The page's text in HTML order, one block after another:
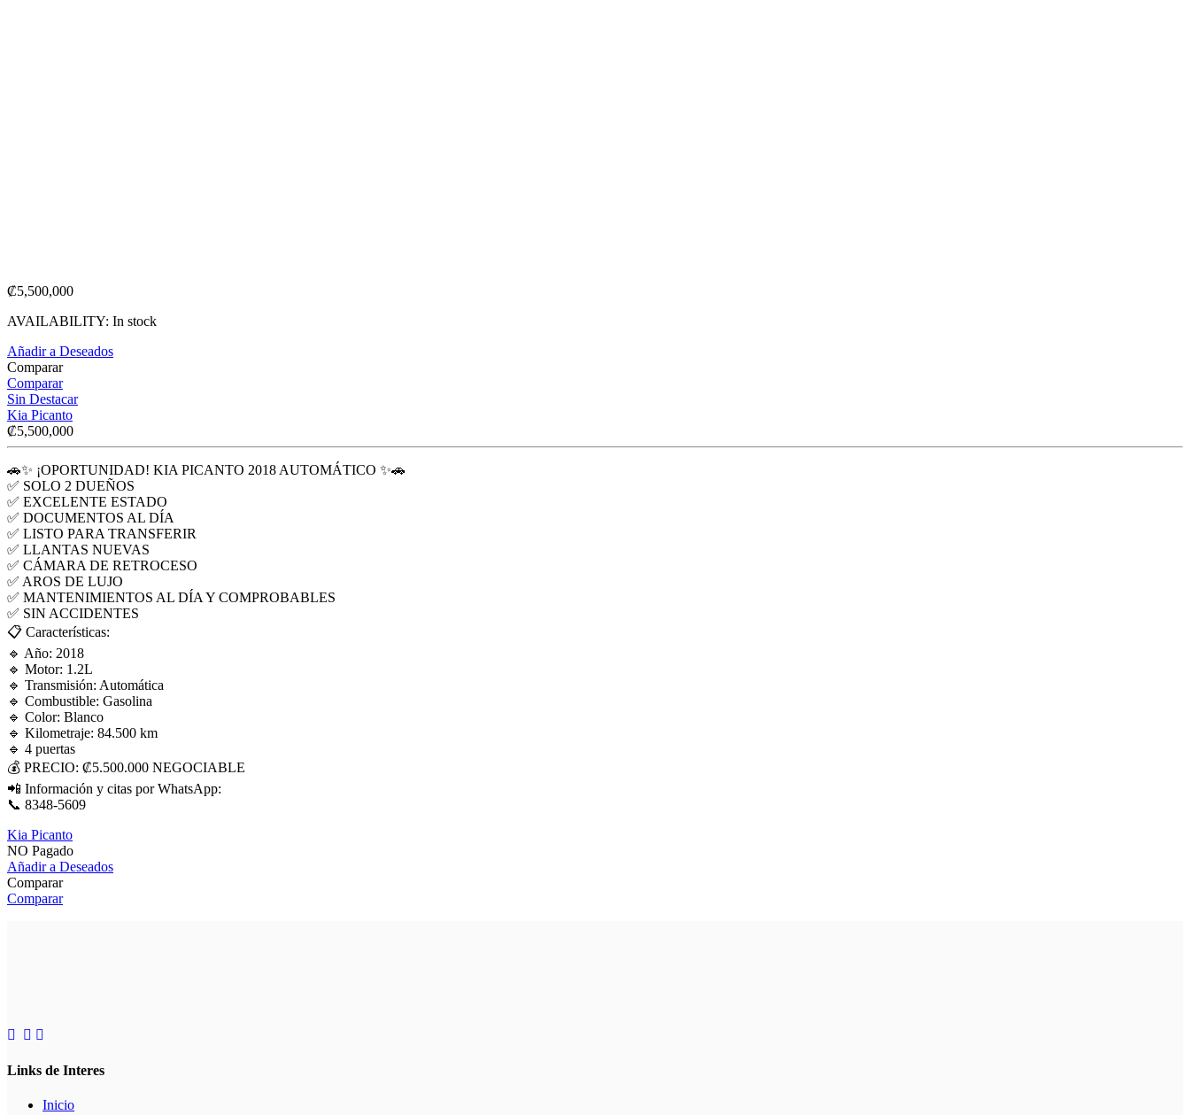
₡5,500,000
AVAILABILITY: In stock
Añadir a Deseados
Comparar
Comparar
Sin Destacar
Kia Picanto
₡5,500,000
🚗✨ ¡OPORTUNIDAD! KIA PICANTO 2018 AUTOMÁTICO ✨🚗
✅ SOLO 2 DUEÑOS
✅ EXCELENTE ESTADO
✅ DOCUMENTOS AL DÍA
✅ LISTO PARA TRANSFERIR
✅ LLANTAS NUEVAS
✅ CÁMARA DE RETROCESO
✅ AROS DE LUJO
✅ MANTENIMIENTOS AL DÍA Y COMPROBABLES
✅ SIN ACCIDENTES
📋 Características:
🔹 Año: 2018
🔹 Motor: 1.2L
🔹 Transmisión: Automática
🔹 Combustible: Gasolina
🔹 Color: Blanco
🔹 Kilometraje: 84.500 km
🔹 4 puertas
💰 PRECIO: ₡5.500.000 NEGOCIABLE
📲 Información y citas por WhatsApp:
📞 8348-5609
Kia Picanto
NO Pagado
Añadir a Deseados
Comparar
Comparar
Links de Interes
Inicio